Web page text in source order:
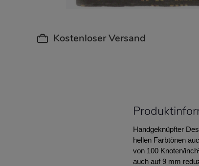
Kostenloser Versand
Handgeknüpfter
hellen Farbtönen
von 100 Knoten/
auch auf 9 mm